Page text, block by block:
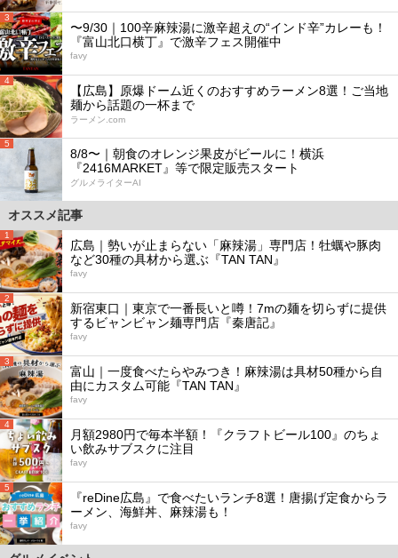
3
〜9/30｜100辛麻辣湯に激辛超えの“インド辛”カレーも！
『富山北口横丁』で激辛フェス開催中
favy
4
【広島】原爆ドーム近くのおすすめラーメン8選！ご当地
麺から話題の一杯まで
ラーメン.com
5
8/8〜｜朝食のオレンジ果皮がビールに！横浜
『2416MARKET』等で限定販売スタート
グルメライターAI
オススメ記事
1
広島｜勢いが止まらない「麻辣湯」専門店！牡蠣や豚肉
など30種の具材から選ぶ『TAN TAN』
favy
2
新宿東口｜東京で一番長いと噂！7mの麺を切らずに提供
するビャンビャン麺専門店『秦唐記』
favy
3
富山｜一度食べたらやみつき！麻辣湯は具材50種から自
由にカスタム可能『TAN TAN』
favy
4
月額2980円で毎本半額！『クラフトビール100』のちょ
い飲みサブスクに注目
favy
5
『reDine広島』で食べたいランチ8選！唐揚げ定食からラ
ーメン、海鮮丼、麻辣湯も！
favy